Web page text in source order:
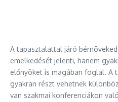
A tapasztalattal járó
emelkedését jelenti, hanem
előnyöket is magában foglal. A
gyakran részt vehetnek
van szakmai konferenciákon